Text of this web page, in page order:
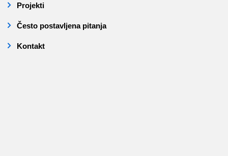
Projekti
Često postavljena pitanja
Kontakt